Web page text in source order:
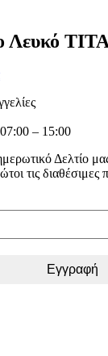
Λευκό
– 15:00
Δελτίο
τις